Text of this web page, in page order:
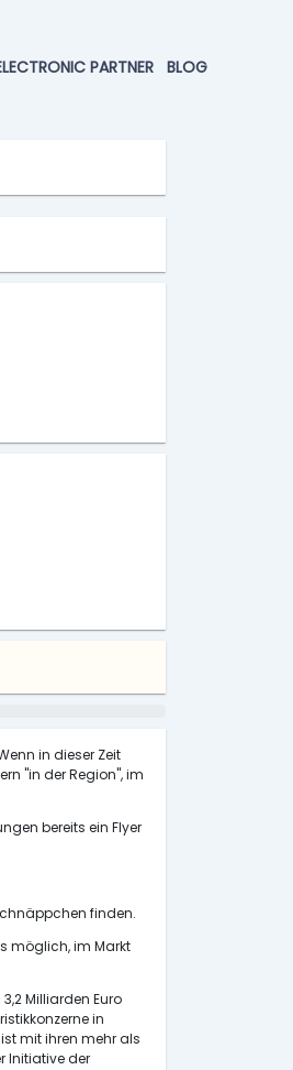
PARTNER BLOG
in dieser Zeit
"in der Region", im
bereits ein Flyer
finden.
möglich, im Markt
Milliarden Euro
in
mit ihren mehr als
Initiative der